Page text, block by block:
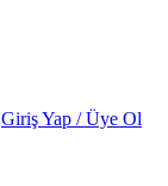
Giriş Yap / Üye Ol